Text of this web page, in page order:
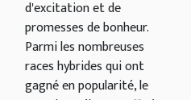
d'excitation et de
promesses de bonheur.
Parmi les nombreuses
races hybrides qui ont
gagné en popularité, le